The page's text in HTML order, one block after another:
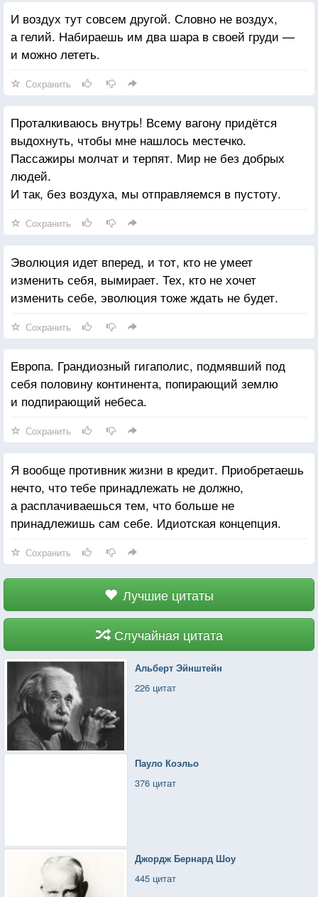
И воздух тут совсем другой. Словно не воздух,
а гелий. Набираешь им два шара в своей груди —
и можно лететь.
Сохранить
Проталкиваюсь внутрь! Всему вагону придётся
выдохнуть, чтобы мне нашлось местечко.
Пассажиры молчат и терпят. Мир не без добрых
людей.
И так, без воздуха, мы отправляемся в пустоту.
Сохранить
Эволюция идет вперед, и тот, кто не умеет
изменить себя, вымирает. Тех, кто не хочет
изменить себе, эволюция тоже ждать не будет.
Сохранить
Европа. Грандиозный гигаполис, подмявший под
себя половину континента, попирающий землю
и подпирающий небеса.
Сохранить
Я вообще противник жизни в кредит. Приобретаешь
нечто, что тебе принадлежать не должно,
а расплачиваешься тем, что больше не
принадлежишь сам себе. Идиотская концепция.
Сохранить
Лучшие цитаты
Случайная цитата
Альберт Эйнштейн
226 цитат
Пауло Коэльо
376 цитат
Джордж Бернард Шоу
445 цитат